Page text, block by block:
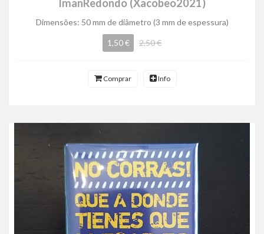
ÍmanRedondo (Xacobeo2021)
Dimensões: 50 mm de diâmetro (3 mm de espessura)
1,50 € 2,50 €
Comprar Info